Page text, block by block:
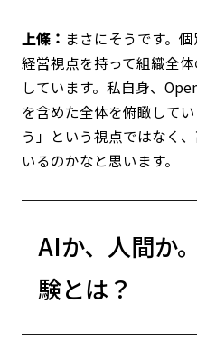
上條： まさにそうです。
経営視点を持って組織全
しています。私自身、
を含めた全体を俯瞰して
う」という視点ではなく
いるのかなと思います。
AIか、人間か
験とは？